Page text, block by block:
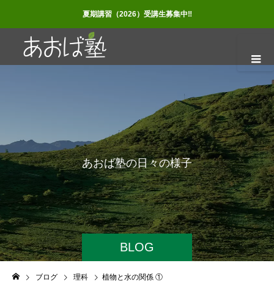
夏期講習（2026）受講生募集中‼
BLOG
あおば塾の日々の様子
ブログ 理科 植物と水の関係 ①